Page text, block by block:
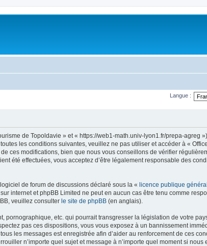
Langue :
de Topoldavie » et « https://web1-math.univ-lyon1.fr/prepa-agreg
les conditions suivantes, veuillez ne pas utiliser et accéder à «
ces modifications, bien que nous vous conseillons de vérifier
été effectuées, vous acceptez d’être légalement responsable des
de forum de discussions déclaré sous la « licence publique
internet et phpBB Limited ne peut en aucun cas être tenu comme
veuillez consulter le site de phpBB (en anglais).
etc. qui pourrait transgresser la législation de votre
pas ces dispositions, vous vous exposez à un bannissement
les messages est enregistrée afin d’aider au renforcement de ces
n’importe quel sujet et message à n’importe quel moment si nous